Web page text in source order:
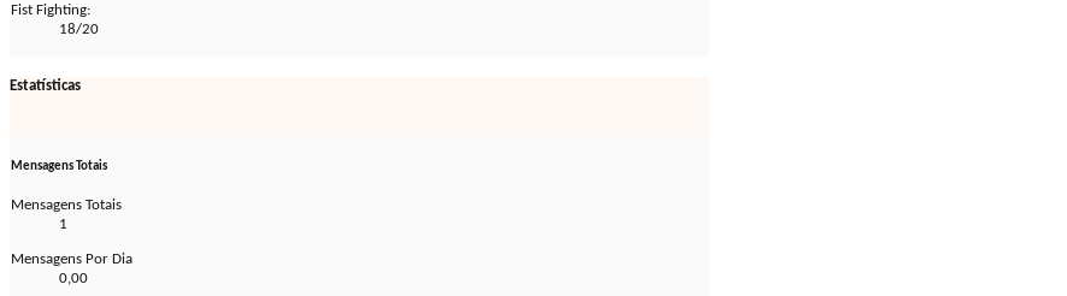
Fist Fighting:
18/20
Estatísticas
Mensagens Totais
Mensagens Totais
1
Mensagens Por Dia
0,00